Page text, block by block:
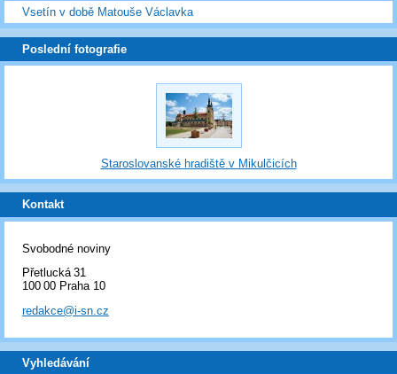
Vsetín v době Matouše Václavka
Poslední fotografie
Staroslovanské hradiště v Mikulčicích
Kontakt
Svobodné noviny
Přetlucká 31
100 00 Praha 10
redakce@i-sn.cz
Vyhledávání